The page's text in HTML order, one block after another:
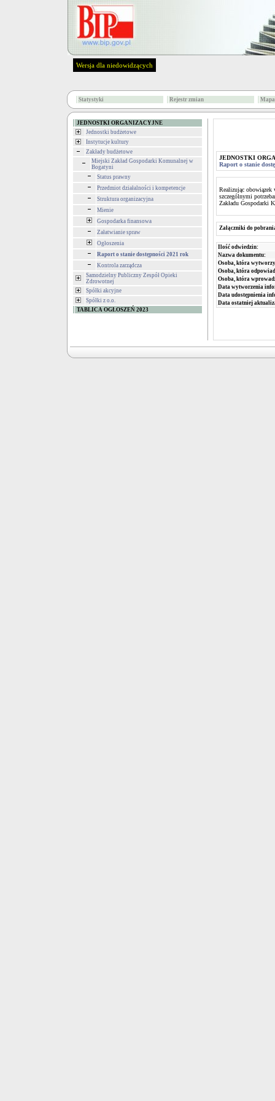
Wersja dla niedowidzących
Statystyki Rejestr zmian
JEDNOSTKI ORGANIZACYJNE
Jednostki budżetowe
Instytucje kultury
Zakłady budżetowe
Miejski Zakład Gospodarki Komunalnej w
Bogatyni
Status prawny
Przedmiot działalności i kompetencje
Struktura organizacyjna
Mienie
Gospodarka finansowa
Załatwianie spraw
Ogłoszenia
Raport o stanie dostępności 2021 rok
Kontrola zarządcza
Samodzielny Publiczny Zespół Opieki
Zdrowotnej
Spółki akcyjne
Spółki z o.o.
TABLICA OGŁOSZEŃ 2023
JEDNOSTKI
Raport o stanie
Realizując obowiązek
szczególnymi
Zakładu Gospodarki
Załączniki do
Ilość odwiedzin:
Nazwa dokumentu:
Osoba, która
Osoba, która
Osoba, która
Data wytworzenia
Data udostępnienia
Data ostatniej